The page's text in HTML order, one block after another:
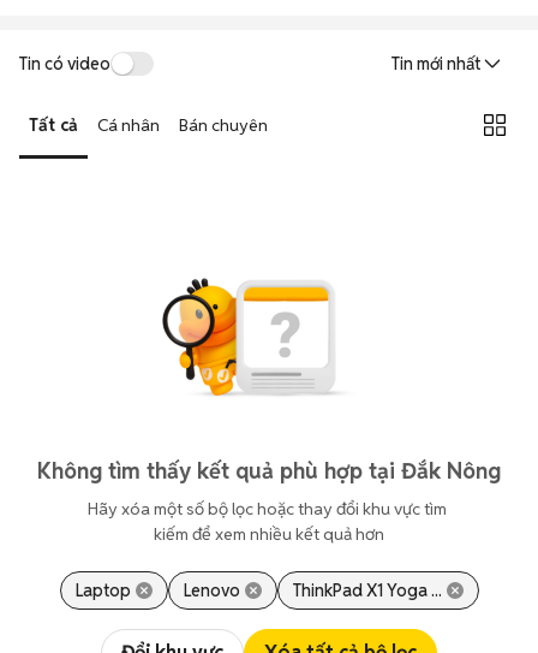
Tin có video Tin mới nhất
Tất cả Cá nhân Bán chuyên
Không tìm thấy kết quả phù hợp tại Đắk Nông
Hãy xóa một số bộ lọc hoặc thay đổi khu vực tìm
kiếm để xem nhiều kết quả hơn
Laptop Lenovo ThinkPad X1 Yoga ...